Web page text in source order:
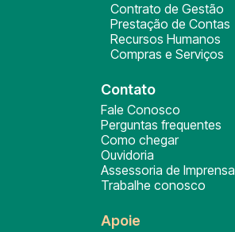
Contrato de Gestão
Prestação de Contas
Recursos Humanos
Compras e Serviços
Contato
Fale Conosco
Perguntas frequentes
Como chegar
Ouvidoria
Assessoria de Imprensa
Trabalhe conosco
Apoie